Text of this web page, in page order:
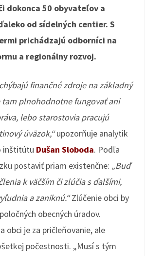
dokonca 50 obyvateľov a
od sídelných centier. S
prichádzajú odborníci na
a regionálny rozvoj.
finančné zdroje na základný
tam plnohodnotne fungovať ani
lebo starostovia pracujú
úväzok,“upozorňuje analytik
inštitútu Dušan Sloboda. Podľa
postaviť priam existenčne: „Buď
k väčším či zlúčia s ďalšími,
a zaniknú.“Zlúčenie obci by
obecných úradov.
obci je za pričleňovanie, ale
počestnosti. „Musí s tým